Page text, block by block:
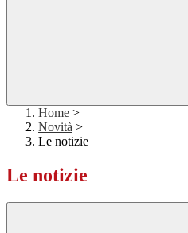
Home >
Novità >
Le notizie
Le notizie